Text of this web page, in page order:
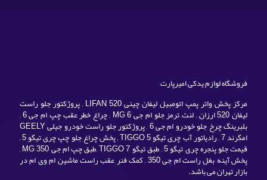
فروشگاه لوازم یدکی امیرپارت
مرکز پخش واتر پمپ اتومبیل لیفان چینی LIFAN 520 , پروژکتور جلو راست
لیفان 520 ارزان , لنت ترمز جلو ام جی MG 6 , چراغ خطر عقب چپ ام جی 6 ,
بلبرینگ چرخ جلو خودرو ام جی 6 , پروژکتور جلو راست خودرو جیلی GEELY
امگرند 7 , رادیاتور آب چری تیگو TIGGO 5 , پخش چراغ جلو چپ چری تیگو 5 ,
قیمت جلو پنجره چری تیگو 5 , طبق تیگو TIGGO 7 ,طبق چپ ام جی MG 350 ,
پخش آینه بغل راست ام جی 350 , کمک فنر عقب راست ماشین ام وی ام در
بازار تهران می باشد.